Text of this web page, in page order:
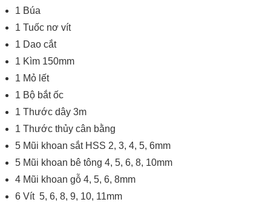
1 Búa
1 Tuốc nơ vít
1 Dao cắt
1 Kìm 150mm
1 Mỏ lết
1 Bộ bắt ốc
1 Thước dây 3m
1 Thước thủy cân bằng
5 Mũi khoan sắt HSS 2, 3, 4, 5, 6mm
5 Mũi khoan bê tông 4, 5, 6, 8, 10mm
4 Mũi khoan gỗ 4, 5, 6, 8mm
6 Vít 5, 6, 8, 9, 10, 11mm